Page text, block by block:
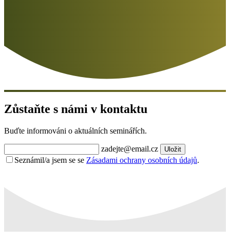
Zůstaňte s námi v kontaktu
Buďte informováni o aktuálních seminářích.
zadejte@email.cz Uložit
Seznámil/a jsem se se Zásadami ochrany osobních údajů.